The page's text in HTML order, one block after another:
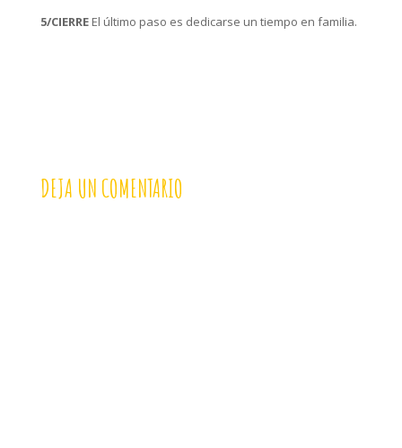
5/CIERREEl último paso es dedicarse un tiempo en familia.
DEJA UN COMENTARIO